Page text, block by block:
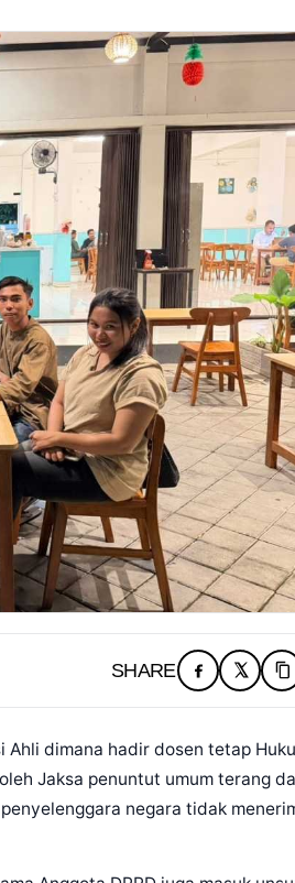
SHARE
Ahli dimana hadir dosen tetap
Jaksa penuntut umum terang
negara tidak